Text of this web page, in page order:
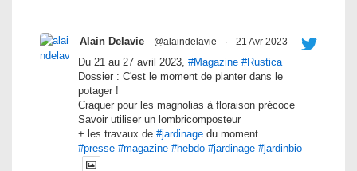
Alain Delavie @alaindelavie · 21 Avr 2023
Du 21 au 27 avril 2023, #Magazine #Rustica
Dossier : C'est le moment de planter dans le
potager !
Craquer pour les magnolias à floraison précoce
Savoir utiliser un lombricomposteur
+ les travaux de #jardinage du moment
#presse #magazine #hebdo #jardinage #jardinbio